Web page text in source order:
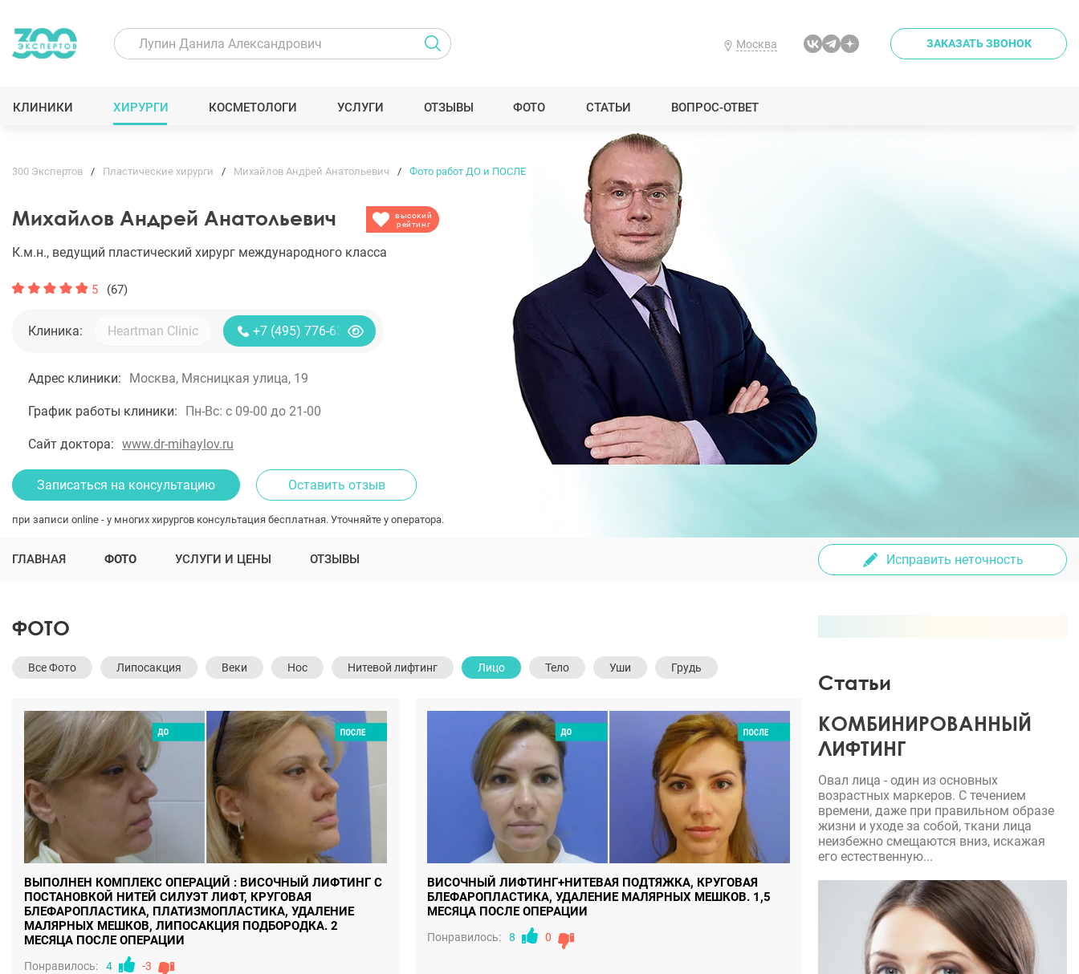
Москва ЗАКАЗАТЬ ЗВОНОК
КЛИНИКИ ХИРУРГИ КОСМЕТОЛОГИ УСЛУГИ ОТЗЫВЫ ФОТО СТАТЬИ ВОПРОС-ОТВЕТ
300 Экспертов Пластические хирурги Михайлов Андрей Анатольевич Фото работ ДО и ПОСЛЕ
Михайлов Андрей Анатольевич
высокий
рейтинг
К.м.н., ведущий пластический хирург международного класса
5 (67)
Клиника: +7 (495) 776-63-11
Адрес клиники: Москва, Мясницкая улица, 19
График работы клиники: Пн-Вс: с 09-00 до 21-00
Сайт доктора: www.dr-mihaylov.ru
Записаться на консультацию Оставить отзыв
при записи online - у многих хирургов консультация бесплатная. Уточняйте у оператора.
ГЛАВНАЯ ФОТО УСЛУГИ И ЦЕНЫ ОТЗЫВЫ Исправить неточность
ФОТО
Все Фото Липосакция Веки Нос Нитевой лифтинг Лицо Тело Уши Грудь
ВЫПОЛНЕН КОМПЛЕКС ОПЕРАЦИЙ : ВИСОЧНЫЙ ЛИФТИНГ С
ПОСТАНОВКОЙ НИТЕЙ СИЛУЭТ ЛИФТ, КРУГОВАЯ
БЛЕФАРОПЛАСТИКА, ПЛАТИЗМОПЛАСТИКА, УДАЛЕНИЕ
МАЛЯРНЫХ МЕШКОВ, ЛИПОСАКЦИЯ ПОДБОРОДКА. 2
МЕСЯЦА ПОСЛЕ ОПЕРАЦИИ
Понравилось: 4 -3
ВИСОЧНЫЙ ЛИФТИНГ+НИТЕВАЯ ПОДТЯЖКА, КРУГОВАЯ
БЛЕФАРОПЛАСТИКА, УДАЛЕНИЕ МАЛЯРНЫХ МЕШКОВ. 1,5
МЕСЯЦА ПОСЛЕ ОПЕРАЦИИ
Понравилось: 8 0
Статьи
КОМБИНИРОВАННЫЙ
ЛИФТИНГ
Овал лица - один из основных
возрастных маркеров. С течением
времени, даже при правильном образе
жизни и уходе за собой, ткани лица
неизбежно смещаются вниз, искажая
его естественную...